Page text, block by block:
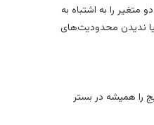
متغیر را به اشتباه به
ندیدن محدودیت‌های
را همیشه در بستر